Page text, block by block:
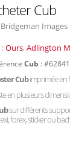
Cub
Images
Ours, Adlington
Cub : #62841
Cubimprimée en
en plusieurs
sur différents
forex, sticker ou